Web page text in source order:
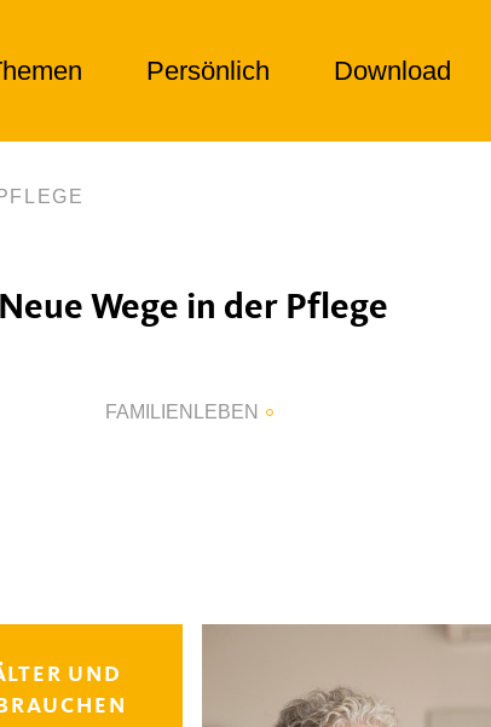
Persönlich Download
Neue Wege in der Pflege
FAMILIENLEBEN
UND